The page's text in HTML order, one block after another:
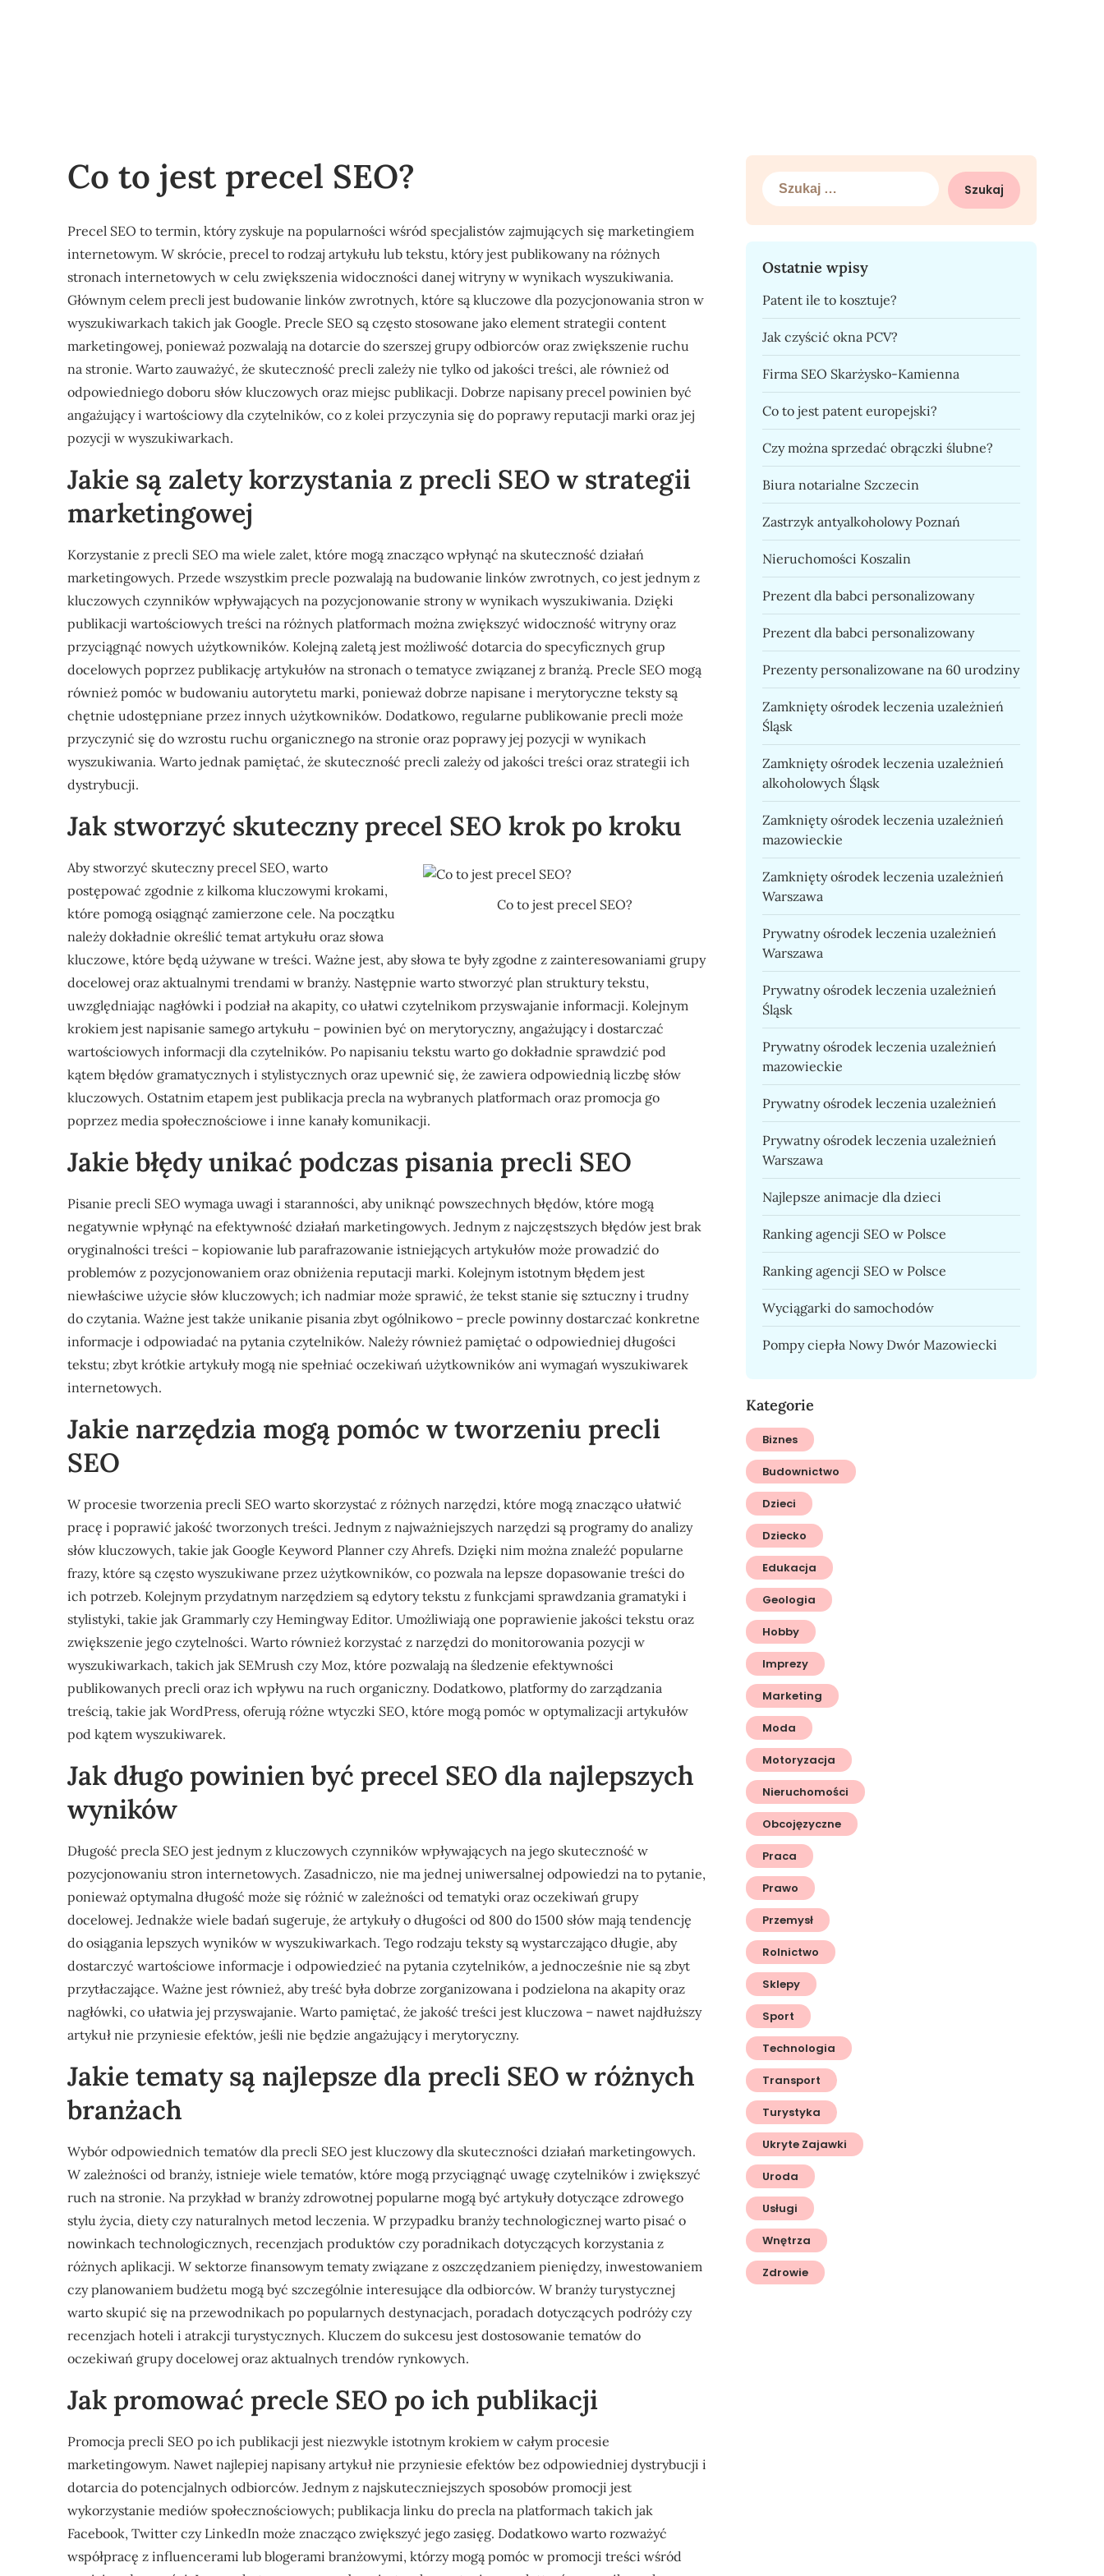
Co to jest precel SEO?
Precel SEO to termin, który zyskuje na popularności wśród specjalistów zajmujących się marketingiem
internetowym. W skrócie, precel to rodzaj artykułu lub tekstu, który jest publikowany na różnych
stronach internetowych w celu zwiększenia widoczności danej witryny w wynikach wyszukiwania.
Głównym celem precli jest budowanie linków zwrotnych, które są kluczowe dla pozycjonowania stron w
wyszukiwarkach takich jak Google. Precle SEO są często stosowane jako element strategii content
marketingowej, ponieważ pozwalają na dotarcie do szerszej grupy odbiorców oraz zwiększenie ruchu
na stronie. Warto zauważyć, że skuteczność precli zależy nie tylko od jakości treści, ale również od
odpowiedniego doboru słów kluczowych oraz miejsc publikacji. Dobrze napisany precel powinien być
angażujący i wartościowy dla czytelników, co z kolei przyczynia się do poprawy reputacji marki oraz jej
pozycji w wyszukiwarkach.
Jakie są zalety korzystania z precli SEO w strategii
marketingowej
Korzystanie z precli SEO ma wiele zalet, które mogą znacząco wpłynąć na skuteczność działań
marketingowych. Przede wszystkim precle pozwalają na budowanie linków zwrotnych, co jest jednym z
kluczowych czynników wpływających na pozycjonowanie strony w wynikach wyszukiwania. Dzięki
publikacji wartościowych treści na różnych platformach można zwiększyć widoczność witryny oraz
przyciągnąć nowych użytkowników. Kolejną zaletą jest możliwość dotarcia do specyficznych grup
docelowych poprzez publikację artykułów na stronach o tematyce związanej z branżą. Precle SEO mogą
również pomóc w budowaniu autorytetu marki, ponieważ dobrze napisane i merytoryczne teksty są
chętnie udostępniane przez innych użytkowników. Dodatkowo, regularne publikowanie precli może
przyczynić się do wzrostu ruchu organicznego na stronie oraz poprawy jej pozycji w wynikach
wyszukiwania. Warto jednak pamiętać, że skuteczność precli zależy od jakości treści oraz strategii ich
dystrybucji.
Jak stworzyć skuteczny precel SEO krok po kroku
Co to jest precel SEO?
Aby stworzyć skuteczny precel SEO, warto
postępować zgodnie z kilkoma kluczowymi krokami,
które pomogą osiągnąć zamierzone cele. Na początku
należy dokładnie określić temat artykułu oraz słowa
kluczowe, które będą używane w treści. Ważne jest, aby słowa te były zgodne z zainteresowaniami grupy
docelowej oraz aktualnymi trendami w branży. Następnie warto stworzyć plan struktury tekstu,
uwzględniając nagłówki i podział na akapity, co ułatwi czytelnikom przyswajanie informacji. Kolejnym
krokiem jest napisanie samego artykułu – powinien być on merytoryczny, angażujący i dostarczać
wartościowych informacji dla czytelników. Po napisaniu tekstu warto go dokładnie sprawdzić pod
kątem błędów gramatycznych i stylistycznych oraz upewnić się, że zawiera odpowiednią liczbę słów
kluczowych. Ostatnim etapem jest publikacja precla na wybranych platformach oraz promocja go
poprzez media społecznościowe i inne kanały komunikacji.
Jakie błędy unikać podczas pisania precli SEO
Pisanie precli SEO wymaga uwagi i staranności, aby uniknąć powszechnych błędów, które mogą
negatywnie wpłynąć na efektywność działań marketingowych. Jednym z najczęstszych błędów jest brak
oryginalności treści – kopiowanie lub parafrazowanie istniejących artykułów może prowadzić do
problemów z pozycjonowaniem oraz obniżenia reputacji marki. Kolejnym istotnym błędem jest
niewłaściwe użycie słów kluczowych; ich nadmiar może sprawić, że tekst stanie się sztuczny i trudny
do czytania. Ważne jest także unikanie pisania zbyt ogólnikowo – precle powinny dostarczać konkretne
informacje i odpowiadać na pytania czytelników. Należy również pamiętać o odpowiedniej długości
tekstu; zbyt krótkie artykuły mogą nie spełniać oczekiwań użytkowników ani wymagań wyszukiwarek
internetowych.
Jakie narzędzia mogą pomóc w tworzeniu precli
SEO
W procesie tworzenia precli SEO warto skorzystać z różnych narzędzi, które mogą znacząco ułatwić
pracę i poprawić jakość tworzonych treści. Jednym z najważniejszych narzędzi są programy do analizy
słów kluczowych, takie jak Google Keyword Planner czy Ahrefs. Dzięki nim można znaleźć popularne
frazy, które są często wyszukiwane przez użytkowników, co pozwala na lepsze dopasowanie treści do
ich potrzeb. Kolejnym przydatnym narzędziem są edytory tekstu z funkcjami sprawdzania gramatyki i
stylistyki, takie jak Grammarly czy Hemingway Editor. Umożliwiają one poprawienie jakości tekstu oraz
zwiększenie jego czytelności. Warto również korzystać z narzędzi do monitorowania pozycji w
wyszukiwarkach, takich jak SEMrush czy Moz, które pozwalają na śledzenie efektywności
publikowanych precli oraz ich wpływu na ruch organiczny. Dodatkowo, platformy do zarządzania
treścią, takie jak WordPress, oferują różne wtyczki SEO, które mogą pomóc w optymalizacji artykułów
pod kątem wyszukiwarek.
Jak długo powinien być precel SEO dla najlepszych
wyników
Długość precla SEO jest jednym z kluczowych czynników wpływających na jego skuteczność w
pozycjonowaniu stron internetowych. Zasadniczo, nie ma jednej uniwersalnej odpowiedzi na to pytanie,
ponieważ optymalna długość może się różnić w zależności od tematyki oraz oczekiwań grupy
docelowej. Jednakże wiele badań sugeruje, że artykuły o długości od 800 do 1500 słów mają tendencję
do osiągania lepszych wyników w wyszukiwarkach. Tego rodzaju teksty są wystarczająco długie, aby
dostarczyć wartościowe informacje i odpowiedzieć na pytania czytelników, a jednocześnie nie są zbyt
przytłaczające. Ważne jest również, aby treść była dobrze zorganizowana i podzielona na akapity oraz
nagłówki, co ułatwia jej przyswajanie. Warto pamiętać, że jakość treści jest kluczowa – nawet najdłuższy
artykuł nie przyniesie efektów, jeśli nie będzie angażujący i merytoryczny.
Jakie tematy są najlepsze dla precli SEO w różnych
branżach
Wybór odpowiednich tematów dla precli SEO jest kluczowy dla skuteczności działań marketingowych.
W zależności od branży, istnieje wiele tematów, które mogą przyciągnąć uwagę czytelników i zwiększyć
ruch na stronie. Na przykład w branży zdrowotnej popularne mogą być artykuły dotyczące zdrowego
stylu życia, diety czy naturalnych metod leczenia. W przypadku branży technologicznej warto pisać o
nowinkach technologicznych, recenzjach produktów czy poradnikach dotyczących korzystania z
różnych aplikacji. W sektorze finansowym tematy związane z oszczędzaniem pieniędzy, inwestowaniem
czy planowaniem budżetu mogą być szczególnie interesujące dla odbiorców. W branży turystycznej
warto skupić się na przewodnikach po popularnych destynacjach, poradach dotyczących podróży czy
recenzjach hoteli i atrakcji turystycznych. Kluczem do sukcesu jest dostosowanie tematów do
oczekiwań grupy docelowej oraz aktualnych trendów rynkowych.
Jak promować precle SEO po ich publikacji
Promocja precli SEO po ich publikacji jest niezwykle istotnym krokiem w całym procesie
marketingowym. Nawet najlepiej napisany artykuł nie przyniesie efektów bez odpowiedniej dystrybucji i
dotarcia do potencjalnych odbiorców. Jednym z najskuteczniejszych sposobów promocji jest
wykorzystanie mediów społecznościowych; publikacja linku do precla na platformach takich jak
Facebook, Twitter czy LinkedIn może znacząco zwiększyć jego zasięg. Dodatkowo warto rozważyć
współpracę z influencerami lub blogerami branżowymi, którzy mogą pomóc w promocji treści wśród
Szukaj:
Ostatnie wpisy
Patent ile to kosztuje?
Jak czyścić okna PCV?
Firma SEO Skarżysko-Kamienna
Co to jest patent europejski?
Czy można sprzedać obrączki ślubne?
Biura notarialne Szczecin
Zastrzyk antyalkoholowy Poznań
Nieruchomości Koszalin
Prezent dla babci personalizowany
Prezent dla babci personalizowany
Prezenty personalizowane na 60 urodziny
Zamknięty ośrodek leczenia uzależnień
Śląsk
Zamknięty ośrodek leczenia uzależnień
alkoholowych Śląsk
Zamknięty ośrodek leczenia uzależnień
mazowieckie
Zamknięty ośrodek leczenia uzależnień
Warszawa
Prywatny ośrodek leczenia uzależnień
Warszawa
Prywatny ośrodek leczenia uzależnień
Śląsk
Prywatny ośrodek leczenia uzależnień
mazowieckie
Prywatny ośrodek leczenia uzależnień
Prywatny ośrodek leczenia uzależnień
Warszawa
Najlepsze animacje dla dzieci
Ranking agencji SEO w Polsce
Ranking agencji SEO w Polsce
Wyciągarki do samochodów
Pompy ciepła Nowy Dwór Mazowiecki
Kategorie
Biznes
Budownictwo
Dzieci
Dziecko
Edukacja
Geologia
Hobby
Imprezy
Marketing
Moda
Motoryzacja
Nieruchomości
Obcojęzyczne
Praca
Prawo
Przemysł
Rolnictwo
Sklepy
Sport
Technologia
Transport
Turystyka
Ukryte Zajawki
Uroda
Usługi
Wnętrza
Zdrowie